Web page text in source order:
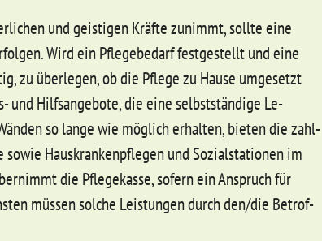
und geis­ti­gen Kräfte zu­nimmt, soll­te ei­ne
Wird ein Pfle­ge­be­darf fest­ge­stellt und ei­ne
zu über­le­gen, ob die Pfle­ge zu Hau­se um­ge­setzt
und Hilfs­an­ge­bo­te, die ei­ne selbstständi­ge Le­
so lan­ge wie möglich er­hal­ten, bie­ten die zahl­
Haus­kran­ken­pfle­gen und So­zi­al­sta­tio­nen im
die Pfle­ge­kas­se, so­fern ein An­spruch für
müssen sol­che Leis­tun­gen durch den/die Be­trof­